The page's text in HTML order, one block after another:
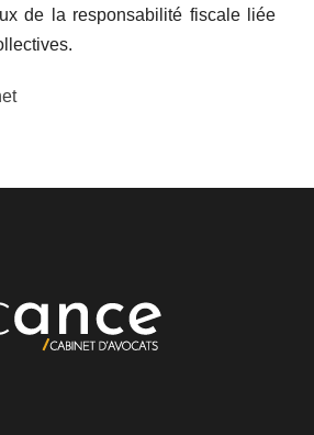
de la responsabilité fiscale liée